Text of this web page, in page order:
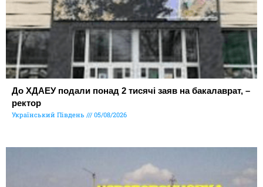
До ХДАЕУ подали понад 2 тисячі заяв на бакалаврат, –
ректор
Український Південь 05/08/2026